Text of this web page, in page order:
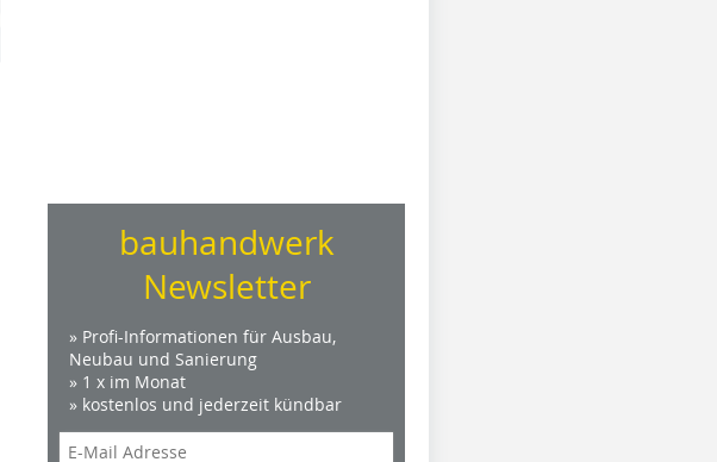
bauhandwerk
Newsletter
» Profi-Informationen für Ausbau,
Neubau und Sanierung
» 1 x im Monat
» kostenlos und jederzeit kündbar